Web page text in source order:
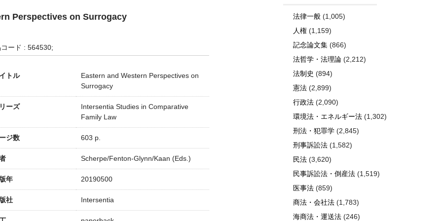
Perspectives on Surrogacy
ード : 564530;
トル
Eastern and Western Perspectives on
Surrogacy
ーズ
Intersentia Studies in Comparative
Family Law
ジ数 603 p.
Scherpe/Fenton-Glynn/Kaan (Eds.)
年 20190500
社 Intersentia
法律一般 (1,005)
人権 (1,159)
記念論文集 (866)
法哲学・法理論 (2,212)
法制史 (894)
憲法 (2,899)
行政法 (2,090)
環境法・エネルギー法 (1,302)
刑法・犯罪学 (2,845)
刑事訴訟法 (1,582)
民法 (3,620)
民事訴訟法・倒産法 (1,519)
医事法 (859)
商法・会社法 (1,783)
海商法・運送法 (246)